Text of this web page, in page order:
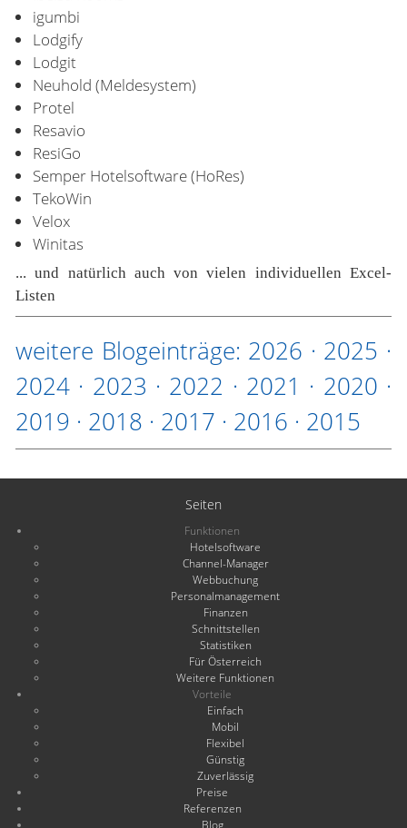
igumbi
Lodgify
Lodgit
Neuhold (Meldesystem)
Protel
Resavio
ResiGo
Semper Hotelsoftware (HoRes)
TekoWin
Velox
Winitas
... und natürlich auch von vielen individuellen Excel-
Listen
weitere Blogeinträge: 2026 · 2025 ·
2024 · 2023 · 2022 · 2021 · 2020 ·
2019 · 2018 · 2017 · 2016 · 2015
Seiten
Funktionen
Hotelsoftware
Channel-Manager
Webbuchung
Personalmanagement
Finanzen
Schnittstellen
Statistiken
Für Österreich
Weitere Funktionen
Vorteile
Einfach
Mobil
Flexibel
Günstig
Zuverlässig
Preise
Referenzen
Blog